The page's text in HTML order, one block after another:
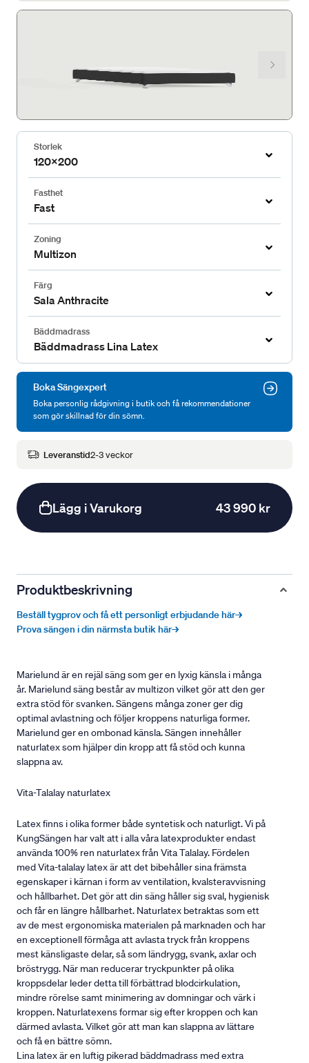
Storlek
120x200
Fasthet
Fast
Zoning
Multizon
Färg
Sala Anthracite
Bäddmadrass
Bäddmadrass Lina Latex
Boka Sängexpert
Boka personlig rådgivning i butik och få rekommendationer
som gör skillnad för din sömn.
Leveranstid2-3 veckor
Lägg i Varukorg 43 990 kr
Produktbeskrivning
Beställ tygprov och få ett personligt erbjudande här→
Prova sängen i din närmsta butik här→
Marielund är en rejäl säng som ger en lyxig känsla i många
år. Marielund säng består av multizon vilket gör att den ger
extra stöd för svanken. Sängens många zoner ger dig
optimal avlastning och följer kroppens naturliga former.
Marielund ger en ombonad känsla. Sängen innehåller
naturlatex som hjälper din kropp att få stöd och kunna
slappna av.
Vita-Talalay naturlatex
Latex finns i olika former både syntetisk och naturligt. Vi på
KungSängen har valt att i alla våra latexprodukter endast
använda 100% ren naturlatex från Vita Talalay. Fördelen
med Vita-talalay latex är att det bibehåller sina främsta
egenskaper i kärnan i form av ventilation, kvalsteravvisning
och hållbarhet. Det gör att din säng håller sig sval, hygienisk
och får en längre hållbarhet. Naturlatex betraktas som ett
av de mest ergonomiska materialen på marknaden och har
en exceptionell förmåga att avlasta tryck från kroppens
mest känsligaste delar, så som ländrygg, svank, axlar och
bröstrygg. När man reducerar tryckpunkter på olika
kroppsdelar leder detta till förbättrad blodcirkulation,
mindre rörelse samt minimering av domningar och värk i
kroppen. Naturlatexens formar sig efter kroppen och kan
därmed avlasta. Vilket gör att man kan slappna av lättare
och få en bättre sömn.
Lina latex är en luftig pikerad bäddmadrass med extra